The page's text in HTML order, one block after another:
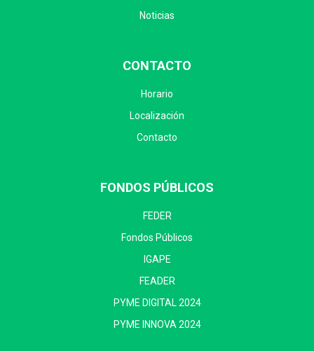
Noticias
CONTACTO
Horario
Localización
Contacto
FONDOS PÚBLICOS
FEDER
Fondos Públicos
IGAPE
FEADER
PYME DIGITAL 2024
PYME INNOVA 2024